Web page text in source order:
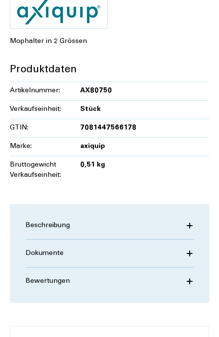
Mophalter in 2 Grössen
Produktdaten
Artikelnummer: AX80750
Verkaufseinheit: Stück
GTIN: 7081447566178
Marke: axiquip
Bruttogewicht
Verkaufseinheit:
0,51 kg
Beschreibung
Dokumente
Bewertungen